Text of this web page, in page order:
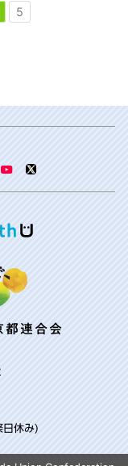
5
都連合会
休み)